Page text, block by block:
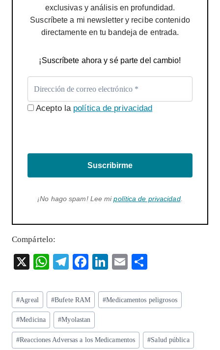
exclusivas y análisis en profundidad.
Suscríbete a mi newsletter y recibe contenido
directamente en tu bandeja de entrada.
¡Suscríbete ahora y sé parte del cambio!
Acepto la política de privacidad
Suscribirme
¡No hago spam! Lee mipolítica de privacidad.
Compártelo:
X
W
ts
A
p
p
T
eg
ra
m
F
eb
o
o
k
Li
ke
dI
E
ai
l
re
Etiquetas
de
la
entrada:
#Agreal #Bufete RAM #Medicamentos peligrosos
#Medicina #Myolastan
#Reacciones Adversas a los Medicamentos #Salud pública